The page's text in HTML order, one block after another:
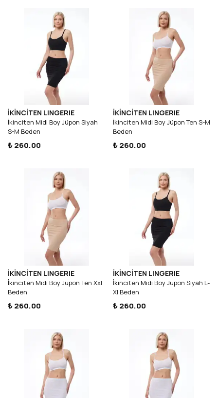
İKİNCİTEN LINGERIE
İkinciten Midi Boy Jüpon Siyah
S-M Beden
₺ 260.00
İKİNCİTEN LINGERIE
İkinciten Midi Boy Jüpon Ten S-M
Beden
₺ 260.00
İKİNCİTEN LINGERIE
İkinciten Midi Boy Jüpon Ten Xxl
Beden
₺ 260.00
İKİNCİTEN LINGERIE
İkinciten Midi Boy Jüpon Siyah L-
Xl Beden
₺ 260.00